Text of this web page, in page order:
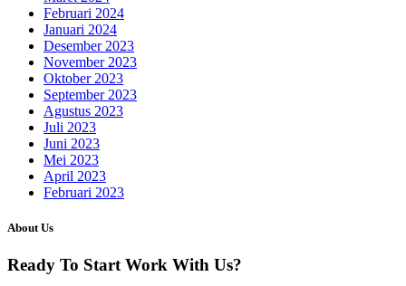
Februari 2024
Januari 2024
Desember 2023
November 2023
Oktober 2023
September 2023
Agustus 2023
Juli 2023
Juni 2023
Mei 2023
April 2023
Februari 2023
About Us
Ready To StartWork With Us?